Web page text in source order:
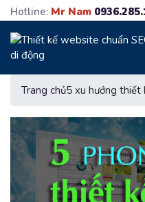
Hotline: Mr Nam
Trang chủ5 xu hướng